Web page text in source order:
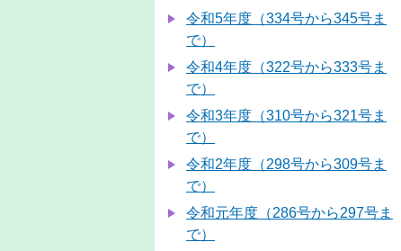
令和5年度（334号から345号ま
で）
令和4年度（322号から333号ま
で）
令和3年度（310号から321号ま
で）
令和2年度（298号から309号ま
で）
令和元年度（286号から297号ま
で）